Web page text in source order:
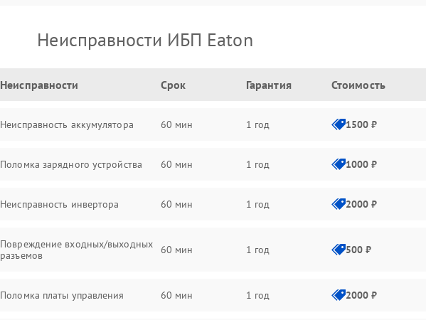
Неисправности ИБП Eaton
Неисправности Срок Гарантия Стоимость
Неисправность аккумулятора 60 мин 1 год 1500 ₽
Поломка зарядного устройства 60 мин 1 год 1000 ₽
Неисправность инвертора 60 мин 1 год 2000 ₽
Повреждение входных/выходных
разъемов
60 мин 1 год 500 ₽
Поломка платы управления 60 мин 1 год 2000 ₽